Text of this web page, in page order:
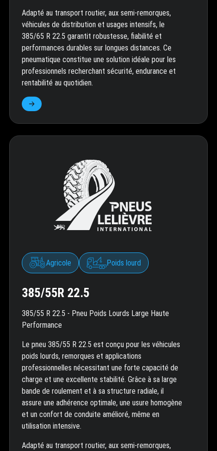
Adapté au transport routier, aux semi-remorques,
véhicules de distribution et usages intensifs, le
385/65 R 22.5 garantit robustesse, fiabilité et
performances durables sur longues distances. Ce
pneumatique constitue une solution idéale pour les
professionnels recherchant sécurité, endurance et
rentabilité au quotidien.
Agricole Poids lourd
385/55R 22.5
385/55 R 22.5 - Pneu Poids Lourds Large Haute
Performance
Le pneu 385/55 R 22.5 est conçu pour les véhicules
poids lourds, remorques et applications
professionnelles nécessitant une forte capacité de
charge et une excellente stabilité. Grâce à sa large
bande de roulement et à sa structure radiale, il
assure une adhérence optimale, une usure homogène
et un confort de conduite amélioré, même en
utilisation intensive.
Adapté au transport routier, aux semi-remorques,